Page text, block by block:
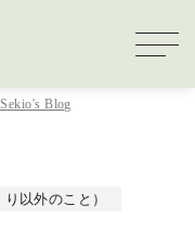
Blog
以外のこと）